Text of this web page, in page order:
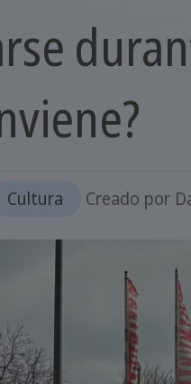
Cultura Creado por